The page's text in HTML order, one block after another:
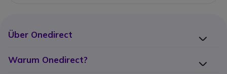
Über Onedirect
Warum Onedirect?